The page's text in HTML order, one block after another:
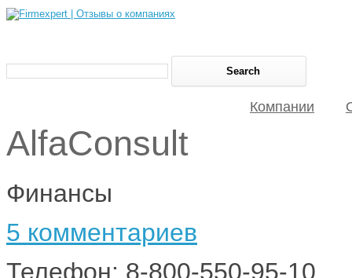
Компании
AlfaConsult
Финансы
5 комментариев
Телефон: 8-800-550-95-10